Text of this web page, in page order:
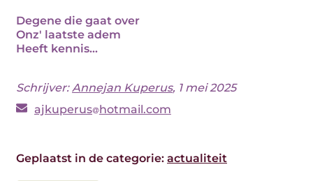
Degene die gaat over
Onz' laatste adem
Heeft kennis...
Schrijver:Annejan Kuperus, 1 mei 2025
ajkuperus hotmail.com
Geplaatst in de categorie: actualiteit